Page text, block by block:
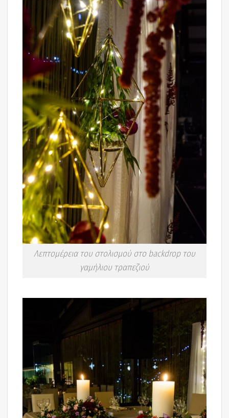
Λεπτομέρεια του στολισμού στο backdrop του
γαμήλιου τραπεζιού